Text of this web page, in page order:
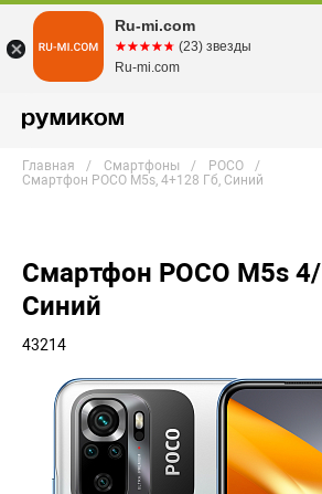
Главная Смартфоны
POCO
Смартфон POCO M5s, 4+128 Гб, Синий
Смартфон POCO M5s
Синий
43214
Ru-mi.com
☆☆☆☆☆
★★★★★ (23) звезды
Ru-mi.com